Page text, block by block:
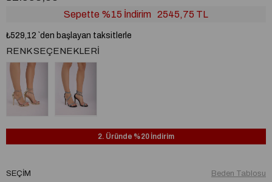
Sepette %15 İndirim 2545,75 TL
₺529,12 `den başlayan taksitlerle
RENK SEÇENEKLERI
2. Üründe %20 İndirim
Beden Tablosu
SEÇIM